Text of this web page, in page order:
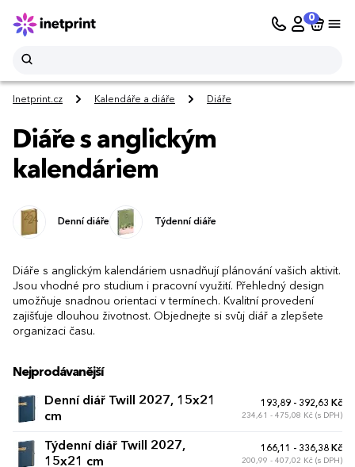
0
Inetprint.cz Kalendáře a diáře Diáře
Diáře s anglickým
kalendáriem
Denní diáře Týdenní diáře
Diáře s anglickým kalendáriem usnadňují plánování vašich aktivit.
Jsou vhodné pro studium i pracovní využití. Přehledný design
umožňuje snadnou orientaci v termínech. Kvalitní provedení
zajišťuje dlouhou životnost. Objednejte si svůj diář a zlepšete
organizaci času.
Nejprodávanější
Denní diář Twill 2027, 15x21
cm
193,89 - 392,63 Kč
234,61 - 475,08 Kč (s DPH)
Týdenní diář Twill 2027,
15x21 cm
166,11 - 336,38 Kč
200,99 - 407,02 Kč (s DPH)